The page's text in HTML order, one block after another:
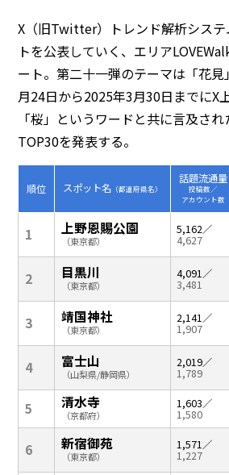
X（旧Twitter）トレンド解析システ
トを公表していく、エリア
ート。第二十一弾のテーマは「花
月24日から2025年3月30日までにX
「桜」というワードと共に言及さ
TOP30を発表する。
順位 スポット名 （都道府県名）
話題流通量
投稿数／
アカウント数
1 上野恩賜公園
（東京都）
5,162／
4,627
2 目黒川
（東京都）
4,091／
3,481
3 靖国神社
（東京都）
2,141／
1,907
4 富士山
（山梨県/静岡県）
2,019／
1,789
5 清水寺
（京都府）
1,603／
1,580
6 新宿御苑
（東京都）
1,571／
1,227